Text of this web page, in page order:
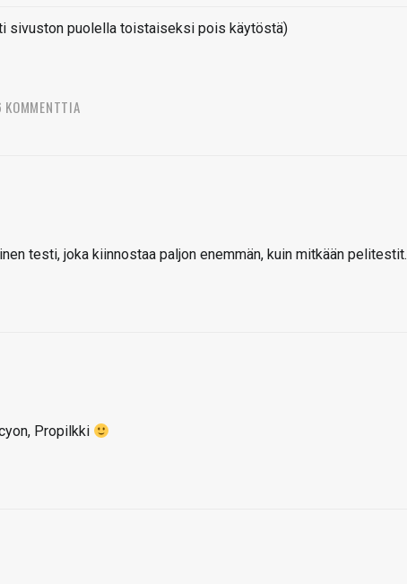
sivuston puolella toistaiseksi pois käytöstä)
KOMMENTTIA
testi, joka kiinnostaa paljon enemmän, kuin mitkään pelitestit.
Propilkki